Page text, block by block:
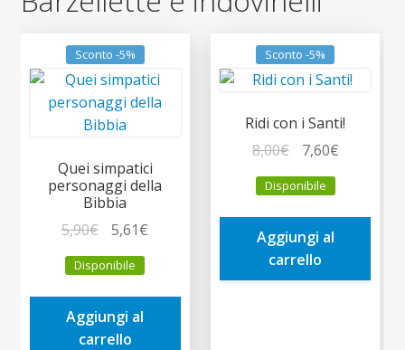
Sconto -5%
Quei simpatici
personaggi della
Bibbia
5,90€
prezzo
originale
era:
5,90€.
5,61€
è:
Disponibile
Aggiungi al
carrello
Sconto -5%
Ridi con i Santi!
8,00€
prezzo
originale
era:
8,00€.
7,60€Il
è:
Disponibile
Aggiungi al
carrello